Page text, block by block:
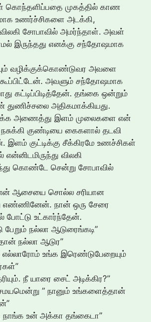
கொந்தளிப்பதை முகத்தில் காண
உணர்ச்சிகளை அடக்கி,
விலகி சோபாவில் அமர்ந்தாள். அவள்
இருந்தது எனக்கு சந்தோஷமாக
வழிக்குக்கொண்டுவர அவளை
அவளும் சந்தோஷமாக
கட்டிப்பிடித்தேன். தங்கை ஒன்றும்
துணிச்சலை அதிகமாக்கியது.
அணைத்து இளம் முலைகளை என்
குண்டியை கைகளால் தடவி
இளம் குட்டிக்கு சீக்கிரமே உணச்சிகள்
விலகி
கொண்டே சென்று சோபாவில்
ஆசையை சொல்ல சரியான
எண்ணினேன். நான் ஒரு சேரை
போட்டு உட்கார்ந்தேன்.
நல்லா ஆடுரைங்கடி”
நல்லா ஆடுர”
எல்லாரோம் உங்க இரெண்டுபேறையும்
நீ யாரை சைட் அடிக்கிர?”
” நானும் உங்களைத்தான்
நாங்க உன் அக்கா தங்கைடா”